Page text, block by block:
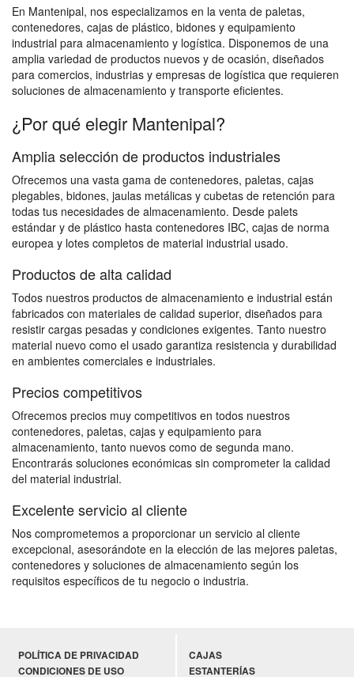
En Mantenipal, nos especializamos en la venta de paletas,
contenedores, cajas de plástico, bidones y equipamiento
industrial para almacenamiento y logística. Disponemos de una
amplia variedad de productos nuevos y de ocasión, diseñados
para comercios, industrias y empresas de logística que requieren
soluciones de almacenamiento y transporte eficientes.
¿Por qué elegir Mantenipal?
Amplia selección de productos industriales
Ofrecemos una vasta gama de contenedores, paletas, cajas
plegables, bidones, jaulas metálicas y cubetas de retención para
todas tus necesidades de almacenamiento. Desde palets
estándar y de plástico hasta contenedores IBC, cajas de norma
europea y lotes completos de material industrial usado.
Productos de alta calidad
Todos nuestros productos de almacenamiento e industrial están
fabricados con materiales de calidad superior, diseñados para
resistir cargas pesadas y condiciones exigentes. Tanto nuestro
material nuevo como el usado garantiza resistencia y durabilidad
en ambientes comerciales e industriales.
Precios competitivos
Ofrecemos precios muy competitivos en todos nuestros
contenedores, paletas, cajas y equipamiento para
almacenamiento, tanto nuevos como de segunda mano.
Encontrarás soluciones económicas sin comprometer la calidad
del material industrial.
Excelente servicio al cliente
Nos comprometemos a proporcionar un servicio al cliente
excepcional, asesorándote en la elección de las mejores paletas,
contenedores y soluciones de almacenamiento según los
requisitos específicos de tu negocio o industria.
POLÍTICA DE PRIVACIDAD
CONDICIONES DE USO
CAJAS
ESTANTERÍAS